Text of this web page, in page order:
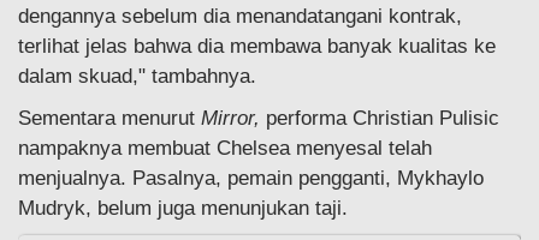
dengannya sebelum dia menandatangani kontrak,
terlihat jelas bahwa dia membawa banyak kualitas ke
dalam skuad," tambahnya.
Sementara menurut Mirror, performa Christian Pulisic
nampaknya membuat Chelsea menyesal telah
menjualnya. Pasalnya, pemain pengganti, Mykhaylo
Mudryk, belum juga menunjukan taji.